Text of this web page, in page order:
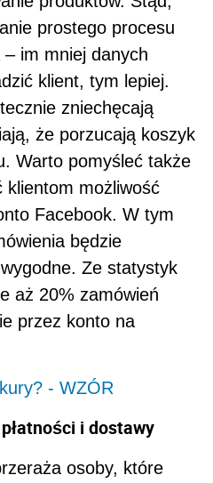
prostego procesu
– im mniej danych
klient, tym lepiej.
zniechęcają
że porzucają koszyk
Warto pomyśleć także
możliwość
Facebook. W tym
będzie
Ze statystyk
aż 20% zamówień
przez konto na
- WZÓR
i dostawy
osoby, które